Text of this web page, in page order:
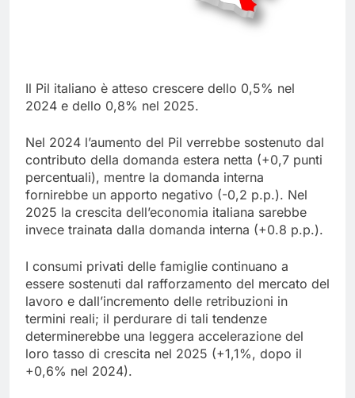
Il Pil italiano è atteso crescere dello 0,5% nel
2024 e dello 0,8% nel 2025.
Nel 2024 l’aumento del Pil verrebbe sostenuto dal
contributo della domanda estera netta (+0,7 punti
percentuali), mentre la domanda interna
fornirebbe un apporto negativo (-0,2 p.p.). Nel
2025 la crescita dell’economia italiana sarebbe
invece trainata dalla domanda interna (+0.8 p.p.).
I consumi privati delle famiglie continuano a
essere sostenuti dal rafforzamento del mercato del
lavoro e dall’incremento delle retribuzioni in
termini reali; il perdurare di tali tendenze
determinerebbe una leggera accelerazione del
loro tasso di crescita nel 2025 (+1,1%, dopo il
+0,6% nel 2024).